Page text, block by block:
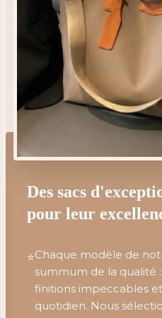
Des sacs
pour leur
⭐Chaque modèle de
summum de la qualité
finitions impeccables
quotidien. Nous